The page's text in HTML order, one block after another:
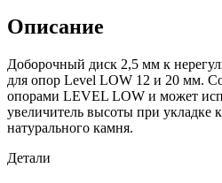
Описание
Доборочный диск 2,5 мм к
для опор Level LOW 12 и 20 мм.
опорами LEVEL LOW и может
увеличитель высоты при укладке
натурального камня.
Детали